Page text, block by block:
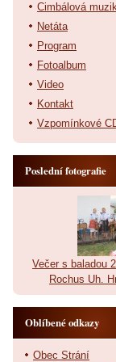
Cimbálová
Netáta
Program
Fotoalbum
Video
Kontakt
Vzpomínkové
Poslední fotografie
Večer s baladou
Rochus Uh.
Oblíbené odkazy
Obec Strání